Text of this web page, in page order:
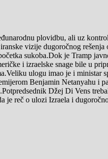
plovidbu, ali uz
vizije dugoročnog
sukoba.Dok je Tramp
i izraelske snage bile u
ulogu imao je i
Benjamin Netanyahu
Džej Di Vens
je reč o ulozi Izraela i